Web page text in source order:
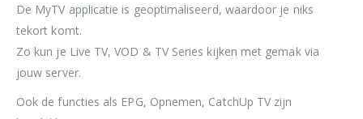
De MyTV applicatie is geoptimaliseerd, waardoor je niks
tekort komt.
Zo kun je Live TV, VOD & TV Series kijken met gemak via
jouw server.
Ook de functies als EPG, Opnemen, CatchUp TV zijn